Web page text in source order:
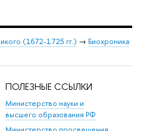
(1672-1725 гг.) → Биохроника
ПОЛЕЗНЫЕ ССЫЛКИ
Министерство науки и
высшего образования РФ